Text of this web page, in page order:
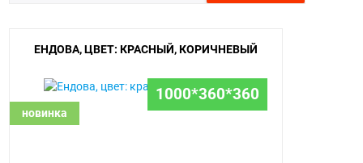
новинка
ЕНДОВА, ЦВЕТ: КРАСНЫЙ, КОРИЧНЕВЫЙ
1000*360*360